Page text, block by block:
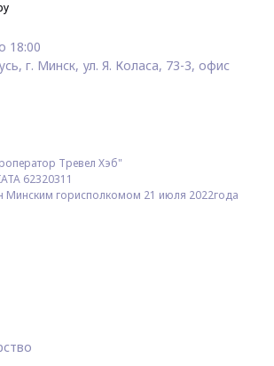
18:00
г. Минск, ул. Я. Коласа, 73-3, офис
Тревел Хэб"
62320311
Минским горисполкомом 21 июля 2022года